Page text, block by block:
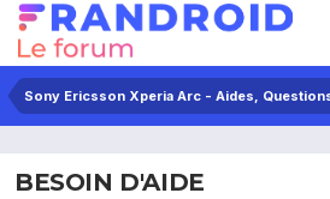
BESOIN D'AIDE